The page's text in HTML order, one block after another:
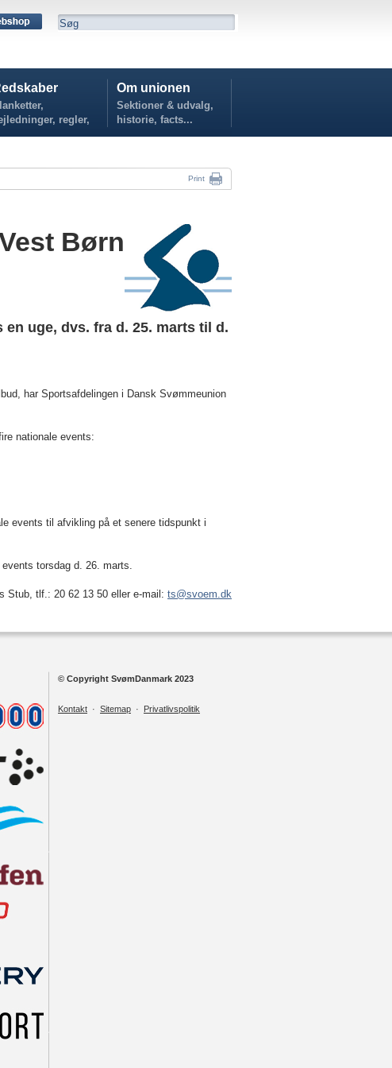
regler,
Om unionen
Sektioner & udvalg,
historie, facts...
Print
Børn
uge, dvs. fra d. 25. marts til d.
har Sportsafdelingen i Dansk Svømmeunion
nationale events:
events til afvikling på et senere tidspunkt i
torsdag d. 26. marts.
Stub, tlf.: 20 62 13 50 eller e-mail: ts@svoem.dk
© Copyright SvømDanmark 2023
Kontakt · Sitemap · Privatlivspolitik